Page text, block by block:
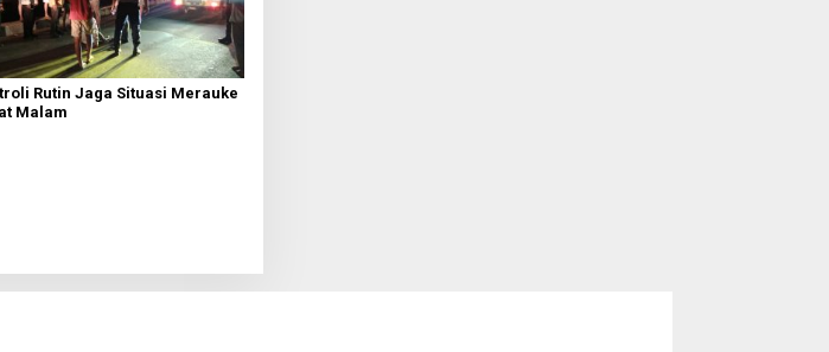
Rutin Jaga Situasi Merauke
Malam